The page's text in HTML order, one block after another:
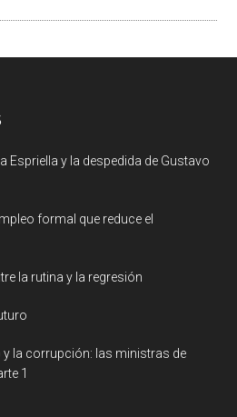
Espriella y la despedida de Gustavo
formal que reduce el
la rutina y la regresión
la corrupción: las ministras de
1